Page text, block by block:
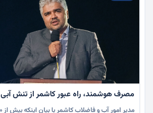
مصرف هوشمند، راه عبور کاشمر از تنش آبی